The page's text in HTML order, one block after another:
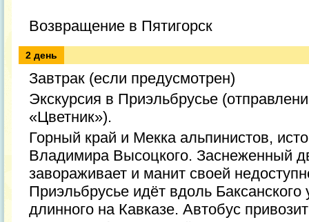
Возвращение в Пятигорск
2 день
Завтрак (если предусмотрен)
Экскурсия в Приэльбрусье
«Цветник»).
Горный край и Мекка альпинистов,
Владимира Высоцкого. Заснеженный
завораживает и манит своей
Приэльбрусье идёт вдоль
длинного на Кавказе. Автобус